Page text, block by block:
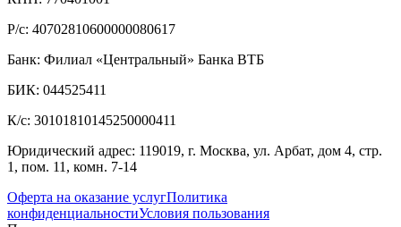
Р/с: 40702810600000080617
Банк: Филиал «Центральный» Банка ВТБ
БИК: 044525411
К/с: 30101810145250000411
Юридический адрес: 119019, г. Москва, ул. Арбат, дом 4, стр.
1, пом. 11, комн. 7-14
Оферта на оказание услугПолитика
конфиденциальностиУсловия пользования